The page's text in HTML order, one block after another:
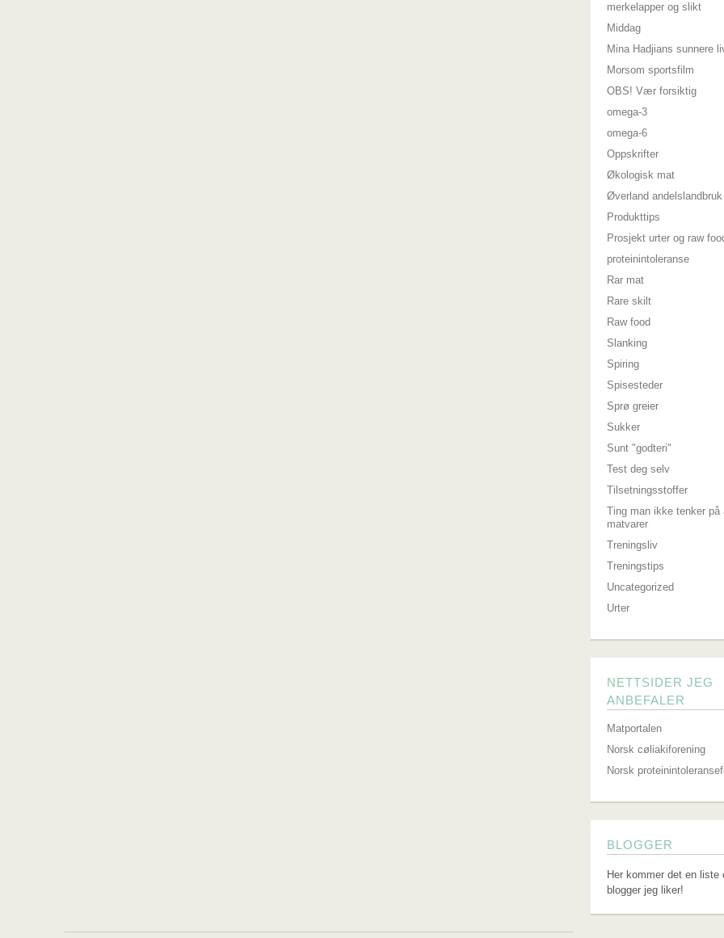
merkelapper og slikt
Middag
Mina Hadjians sunnere
Morsom sportsfilm
OBS! Vær forsiktig
omega-3
omega-6
Oppskrifter
Økologisk mat
Øverland andelslandbruk
Produkttips
Prosjekt urter og raw
proteinintoleranse
Rar mat
Rare skilt
Raw food
Slanking
Spiring
Spisesteder
Sprø greier
Sukker
Sunt "godteri"
Test deg selv
Tilsetningsstoffer
Ting man ikke tenker på
matvarer
Treningsliv
Treningstips
Uncategorized
Urter
NETTSIDER JEG
ANBEFALER
Matportalen
Norsk cøliakiforening
Norsk
BLOGGER
Her kommer det en liste
blogger jeg liker!